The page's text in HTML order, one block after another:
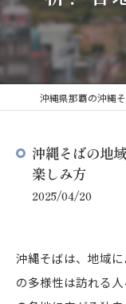
沖縄そばの地
楽しみ方
2025/04/20
沖縄そばは、地域
の多様性は訪れる